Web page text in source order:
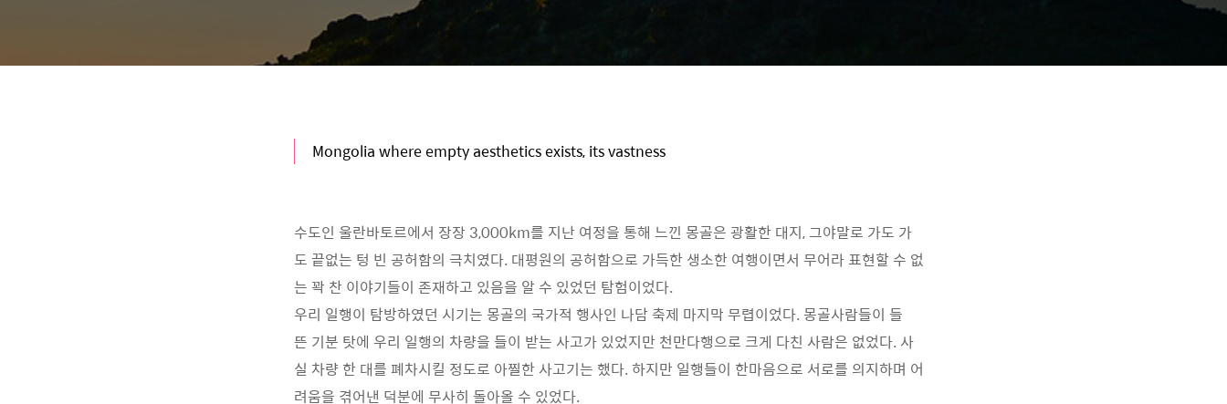
Mongolia where empty aesthetics exists, its vastness
수도인 울란바토르에서 장장 3,000km를 지난 여정을 통해 느낀 몽골은 광활한 대지, 그야말로 가도 가
도 끝없는 텅 빈 공허함의 극치였다. 대평원의 공허함으로 가득한 생소한 여행이면서 무어라 표현할 수 없
는 꽉 찬 이야기들이 존재하고 있음을 알 수 있었던 탐험이었다.
우리 일행이 탐방하였던 시기는 몽골의 국가적 행사인 나담 축제 마지막 무렵이었다. 몽골사람들이 들
뜬 기분 탓에 우리 일행의 차량을 들이 받는 사고가 있었지만 천만다행으로 크게 다친 사람은 없었다. 사
실 차량 한 대를 폐차시킬 정도로 아찔한 사고기는 했다. 하지만 일행들이 한마음으로 서로를 의지하며 어
려움을 겪어낸 덕분에 무사히 돌아올 수 있었다.